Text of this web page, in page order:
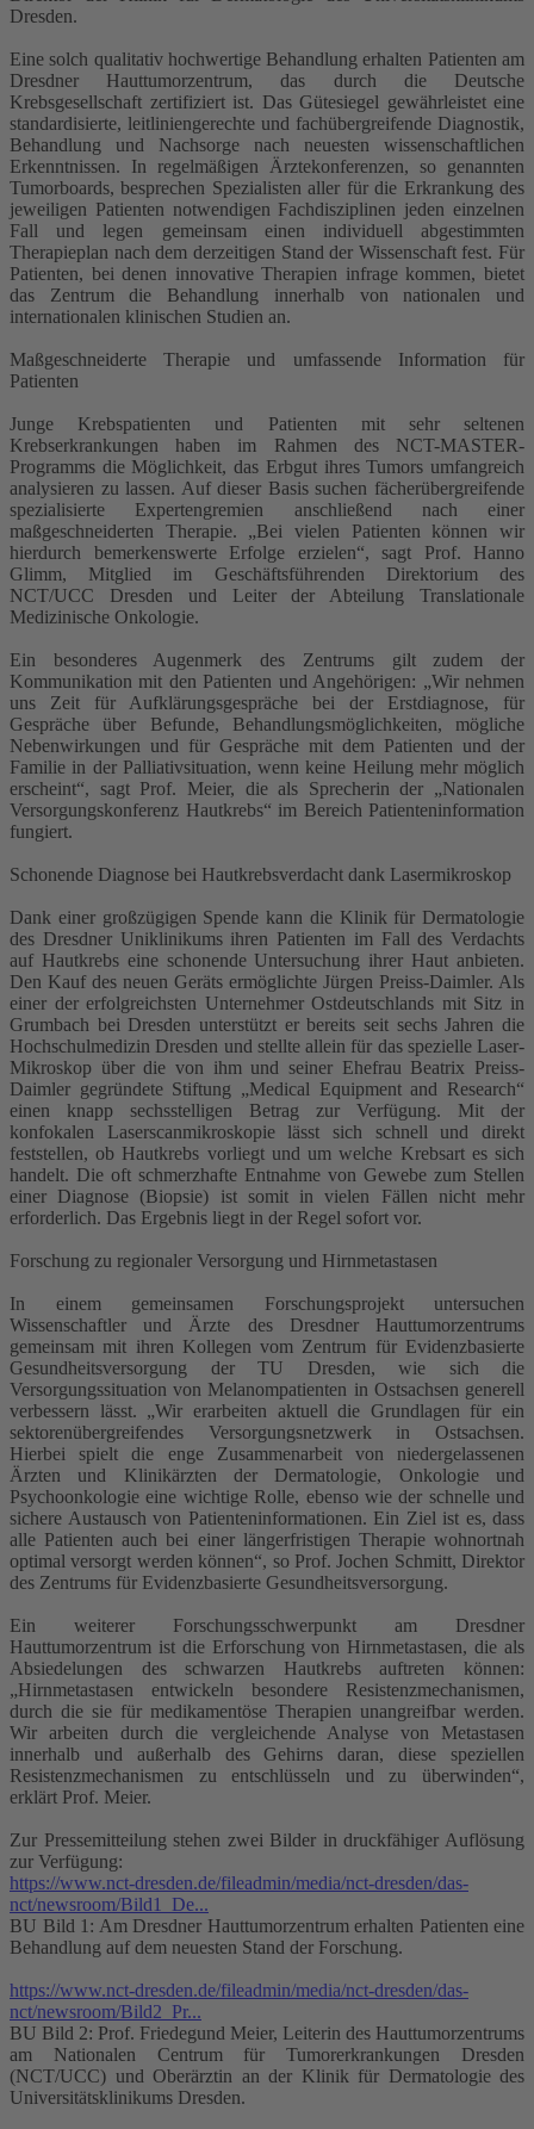
Dresden.
Eine solch qualitativ hochwertige Behandlung erhalten Patienten am
Dresdner Hauttumorzentrum, das durch die Deutsche
Krebsgesellschaft zertifiziert ist. Das Gütesiegel gewährleistet eine
standardisierte, leitliniengerechte und fachübergreifende Diagnostik,
Behandlung und Nachsorge nach neuesten wissenschaftlichen
Erkenntnissen. In regelmäßigen Ärztekonferenzen, so genannten
Tumorboards, besprechen Spezialisten aller für die Erkrankung des
jeweiligen Patienten notwendigen Fachdisziplinen jeden einzelnen
Fall und legen gemeinsam einen individuell abgestimmten
Therapieplan nach dem derzeitigen Stand der Wissenschaft fest. Für
Patienten, bei denen innovative Therapien infrage kommen, bietet
das Zentrum die Behandlung innerhalb von nationalen und
internationalen klinischen Studien an.
Maßgeschneiderte Therapie und umfassende Information für
Patienten
Junge Krebspatienten und Patienten mit sehr seltenen
Krebserkrankungen haben im Rahmen des NCT-MASTER-
Programms die Möglichkeit, das Erbgut ihres Tumors umfangreich
analysieren zu lassen. Auf dieser Basis suchen fächerübergreifende
spezialisierte Expertengremien anschließend nach einer
maßgeschneiderten Therapie. „Bei vielen Patienten können wir
hierdurch bemerkenswerte Erfolge erzielen“, sagt Prof. Hanno
Glimm, Mitglied im Geschäftsführenden Direktorium des
NCT/UCC Dresden und Leiter der Abteilung Translationale
Medizinische Onkologie.
Ein besonderes Augenmerk des Zentrums gilt zudem der
Kommunikation mit den Patienten und Angehörigen: „Wir nehmen
uns Zeit für Aufklärungsgespräche bei der Erstdiagnose, für
Gespräche über Befunde, Behandlungsmöglichkeiten, mögliche
Nebenwirkungen und für Gespräche mit dem Patienten und der
Familie in der Palliativsituation, wenn keine Heilung mehr möglich
erscheint“, sagt Prof. Meier, die als Sprecherin der „Nationalen
Versorgungskonferenz Hautkrebs“ im Bereich Patienteninformation
fungiert.
Schonende Diagnose bei Hautkrebsverdacht dank Lasermikroskop
Dank einer großzügigen Spende kann die Klinik für Dermatologie
des Dresdner Uniklinikums ihren Patienten im Fall des Verdachts
auf Hautkrebs eine schonende Untersuchung ihrer Haut anbieten.
Den Kauf des neuen Geräts ermöglichte Jürgen Preiss-Daimler. Als
einer der erfolgreichsten Unternehmer Ostdeutschlands mit Sitz in
Grumbach bei Dresden unterstützt er bereits seit sechs Jahren die
Hochschulmedizin Dresden und stellte allein für das spezielle Laser-
Mikroskop über die von ihm und seiner Ehefrau Beatrix Preiss-
Daimler gegründete Stiftung „Medical Equipment and Research“
einen knapp sechsstelligen Betrag zur Verfügung. Mit der
konfokalen Laserscanmikroskopie lässt sich schnell und direkt
feststellen, ob Hautkrebs vorliegt und um welche Krebsart es sich
handelt. Die oft schmerzhafte Entnahme von Gewebe zum Stellen
einer Diagnose (Biopsie) ist somit in vielen Fällen nicht mehr
erforderlich. Das Ergebnis liegt in der Regel sofort vor.
Forschung zu regionaler Versorgung und Hirnmetastasen
In einem gemeinsamen Forschungsprojekt untersuchen
Wissenschaftler und Ärzte des Dresdner Hauttumorzentrums
gemeinsam mit ihren Kollegen vom Zentrum für Evidenzbasierte
Gesundheitsversorgung der TU Dresden, wie sich die
Versorgungssituation von Melanompatienten in Ostsachsen generell
verbessern lässt. „Wir erarbeiten aktuell die Grundlagen für ein
sektorenübergreifendes Versorgungsnetzwerk in Ostsachsen.
Hierbei spielt die enge Zusammenarbeit von niedergelassenen
Ärzten und Klinikärzten der Dermatologie, Onkologie und
Psychoonkologie eine wichtige Rolle, ebenso wie der schnelle und
sichere Austausch von Patienteninformationen. Ein Ziel ist es, dass
alle Patienten auch bei einer längerfristigen Therapie wohnortnah
optimal versorgt werden können“, so Prof. Jochen Schmitt, Direktor
des Zentrums für Evidenzbasierte Gesundheitsversorgung.
Ein weiterer Forschungsschwerpunkt am Dresdner
Hauttumorzentrum ist die Erforschung von Hirnmetastasen, die als
Absiedelungen des schwarzen Hautkrebs auftreten können:
„Hirnmetastasen entwickeln besondere Resistenzmechanismen,
durch die sie für medikamentöse Therapien unangreifbar werden.
Wir arbeiten durch die vergleichende Analyse von Metastasen
innerhalb und außerhalb des Gehirns daran, diese speziellen
Resistenzmechanismen zu entschlüsseln und zu überwinden“,
erklärt Prof. Meier.
Zur Pressemitteilung stehen zwei Bilder in druckfähiger Auflösung
zur Verfügung:
https://www.nct-dresden.de/fileadmin/media/nct-dresden/das-
nct/newsroom/Bild1_De...
BU Bild 1: Am Dresdner Hauttumorzentrum erhalten Patienten eine
Behandlung auf dem neuesten Stand der Forschung.
https://www.nct-dresden.de/fileadmin/media/nct-dresden/das-
nct/newsroom/Bild2_Pr...
BU Bild 2: Prof. Friedegund Meier, Leiterin des Hauttumorzentrums
am Nationalen Centrum für Tumorerkrankungen Dresden
(NCT/UCC) und Oberärztin an der Klinik für Dermatologie des
Universitätsklinikums Dresden.